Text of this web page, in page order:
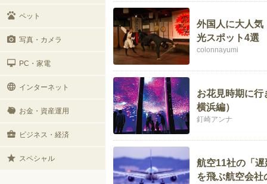
ペット
写真・カメラ
PC・家電
インターネット
お金・資産運用
ビジネス・経済
スペシャル
外国人に大人気
光スポット4選
colonnayumi
お花見時期に
横浜編）
釘崎アンナ
航空11社の「
を飛ぶ航空会社